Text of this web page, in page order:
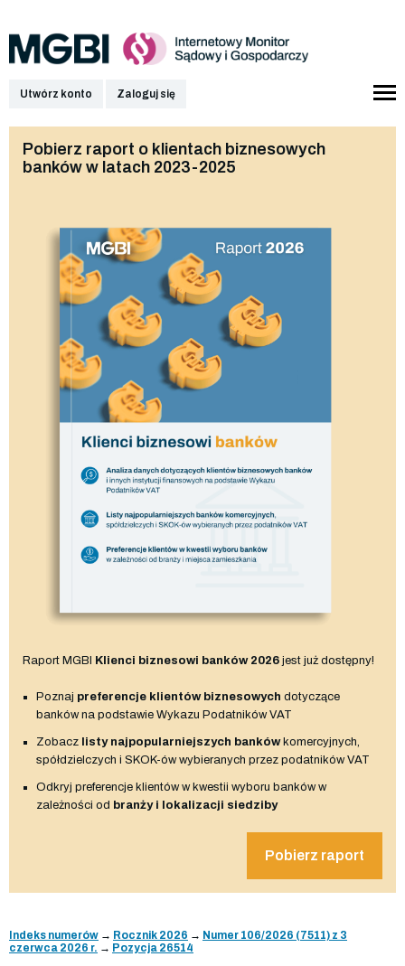
Utwórz konto Zaloguj się
Pobierz raport o klientach biznesowych
banków w latach 2023-2025
Raport MGBI Klienci biznesowi banków 2026 jest już dostępny!
Poznaj preferencje klientów biznesowych dotyczące
banków na podstawie Wykazu Podatników VAT
Zobacz listy najpopularniejszych bankówkomercyjnych,
spółdzielczych i SKOK-ów wybieranych przez podatników VAT
Odkryj preferencje klientów w kwestii wyboru banków w
zależności od branży i lokalizacji siedziby
Pobierz raport
Indeks numerów → Rocznik 2026 → Numer 106/2026 (7511) z 3
czerwca 2026 r. → Pozycja 26514